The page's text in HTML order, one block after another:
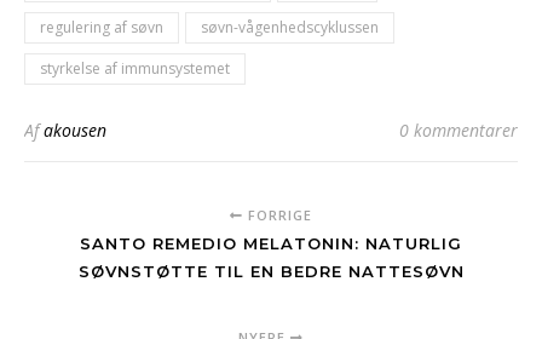
regulering af søvn
søvn-vågenhedscyklussen
styrkelse af immunsystemet
Afakousen 0 kommentarer
FORRIGE
SANTO REMEDIO MELATONIN: NATURLIG
SØVNSTØTTE TIL EN BEDRE NATTESØVN